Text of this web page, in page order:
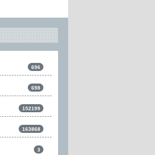
696
698
152199
163868
3